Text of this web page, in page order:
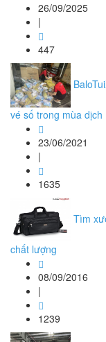
26/09/2025
|
447
vé số trong mùa dịch
23/06/2021
|
1635
Tìm
chất lượng
08/09/2016
|
1239